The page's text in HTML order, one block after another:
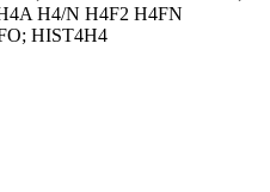
H4/N H4F2 H4FN
HIST4H4